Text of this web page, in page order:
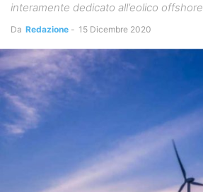
interamente dedicato all’eolico offshore
Da Redazione - 15 Dicembre 2020